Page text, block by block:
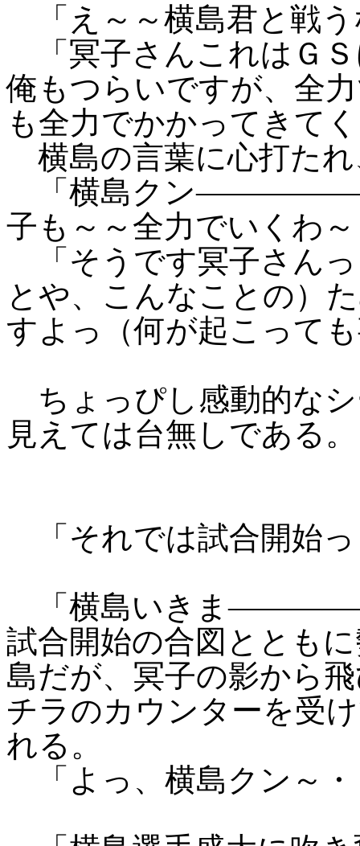
「え～～横島君と戦
「冥子さんこれはＧ
俺もつらいですが、全
も全力でかかってきて
横島の言葉に心打たれ
「横島クン――――――
子も～～全力でいくわ
「そうです冥子さん
とや、こんなことの）
すよっ（何が起こって
ちょっぴし感動的な
見えては台無しである。
「それでは試合開始っ
「横島いきま
試合開始の合図ととも
島だが、冥子の影から
チラのカウンターを受
れる。
「よっ、横島クン～・